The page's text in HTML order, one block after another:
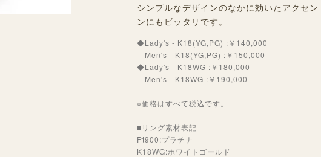
シンプルなデザインのなかに効いたアクセ
ンにもビッタリです。
◆Lady's - K18(YG,PG) :￥140,000
Men's - K18(YG,PG) :￥150,000
◆Lady's - K18WG :￥180,000
Men's - K18WG :￥190,000
※価格はすべて税込です。
■リング素材表記
Pt900:プラチナ
K18WG:ホワイトゴールド